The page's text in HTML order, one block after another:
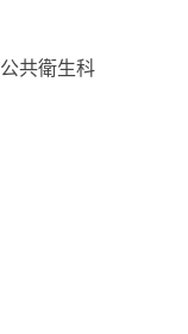
共衛生科